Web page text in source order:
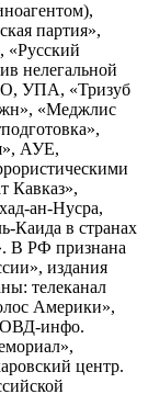
партия»,
«Русский
нелегальной
УПА, «Тризуб
«Меджлис
АУЕ,
Кавказ»,
ан-Нусра,
Каида в странах
В РФ признана
издания
телеканал
Америки»,
ОВД-инфо.
центр.